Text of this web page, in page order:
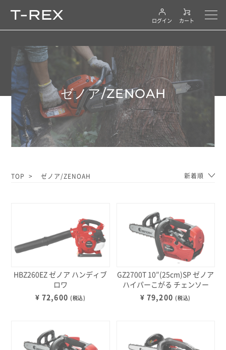
ログイン カート
ゼノア/ZENOAH
TOP ゼノア/ZENOAH 新着順
HBZ260EZ ゼノア ハンディブ
ロワ
¥ 72,600 (税込)
GZ2700T 10″(25cm)SP ゼノア
ハイパーこがる チェンソー
¥ 79,200 (税込)